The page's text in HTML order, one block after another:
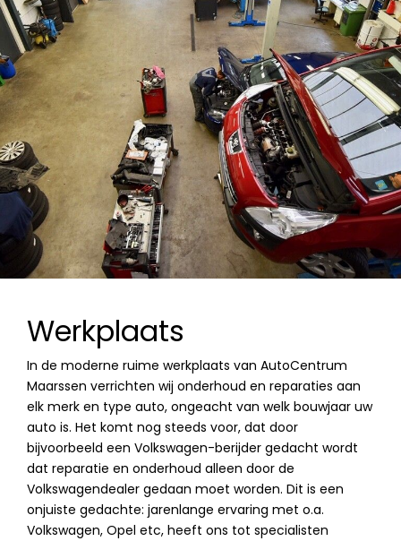
Werkplaats
In de moderne ruime werkplaats van AutoCentrum
Maarssen verrichten wij onderhoud en reparaties aan
elk merk en type auto, ongeacht van welk bouwjaar uw
auto is. Het komt nog steeds voor, dat door
bijvoorbeeld een Volkswagen-berijder gedacht wordt
dat reparatie en onderhoud alleen door de
Volkswagendealer gedaan moet worden. Dit is een
onjuiste gedachte: jarenlange ervaring met o.a.
Volkswagen, Opel etc, heeft ons tot specialisten